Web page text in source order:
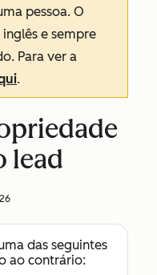
pessoa. O
e sempre
Para ver a
.
lead
das seguintes
ao contrário: